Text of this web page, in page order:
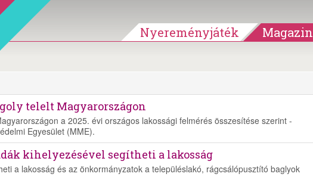
Nyereményjáték Magazin
telelt Magyarországon
a 2025. évi országos lakossági felmérés összesítése szerint -
Egyesület (MME).
kihelyezésével segítheti a lakosság
a lakosság és az önkormányzatok a településlakó, rágcsálópusztító baglyok